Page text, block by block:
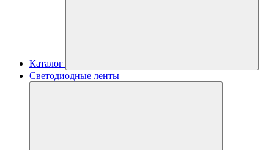
Каталог
Светодиодные ленты